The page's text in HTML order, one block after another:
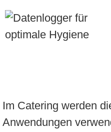
Im Catering werden
Anwendungen